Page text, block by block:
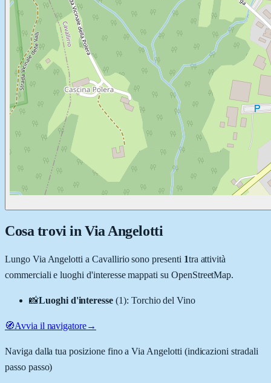
Cosa trovi in Via Angelotti
Lungo Via Angelotti a Cavalliriosono presenti 1tra attività
commerciali e luoghi d'interesse mappati su OpenStreetMap.
📸Luoghi d'interesse (1): Torchio del Vino
🧭Avvia il navigatore→
Naviga dalla tua posizione fino aVia Angelotti (indicazioni stradali
passo passo)